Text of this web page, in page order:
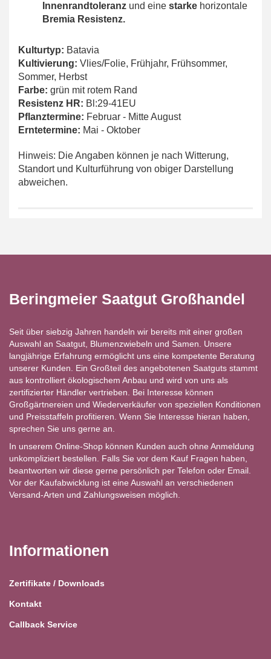
Innenrandtoleranz und eine starke horizontale
Bremia Resistenz.
Kulturtyp: Batavia
Kultivierung: Vlies/Folie, Frühjahr, Frühsommer,
Sommer, Herbst
Farbe: grün mit rotem Rand
Resistenz HR: Bl:29-41EU
Pflanztermine: Februar - Mitte August
Erntetermine: Mai - Oktober
Hinweis: Die Angaben können je nach Witterung,
Standort und Kulturführung von obiger Darstellung
abweichen.
Beringmeier Saatgut Großhandel
Seit über siebzig Jahren handeln wir bereits mit einer großen
Auswahl an Saatgut, Blumenzwiebeln und Samen. Unsere
langjährige Erfahrung ermöglicht uns eine kompetente Beratung
unserer Kunden. Ein Großteil des angebotenen Saatguts stammt
aus kontrolliert ökologischem Anbau und wird von uns als
zertifizierter Händler vertrieben. Bei Interesse können
Großgärtnereien und Wiederverkäufer von speziellen Konditionen
und Preisstaffeln profitieren. Wenn Sie Interesse hieran haben,
sprechen Sie uns gerne an.
In unserem Online-Shop können Kunden auch ohne Anmeldung
unkompliziert bestellen. Falls Sie vor dem Kauf Fragen haben,
beantworten wir diese gerne persönlich per Telefon oder Email.
Vor der Kaufabwicklung ist eine Auswahl an verschiedenen
Versand-Arten und Zahlungsweisen möglich.
Informationen
Zertifikate / Downloads
Kontakt
Callback Service